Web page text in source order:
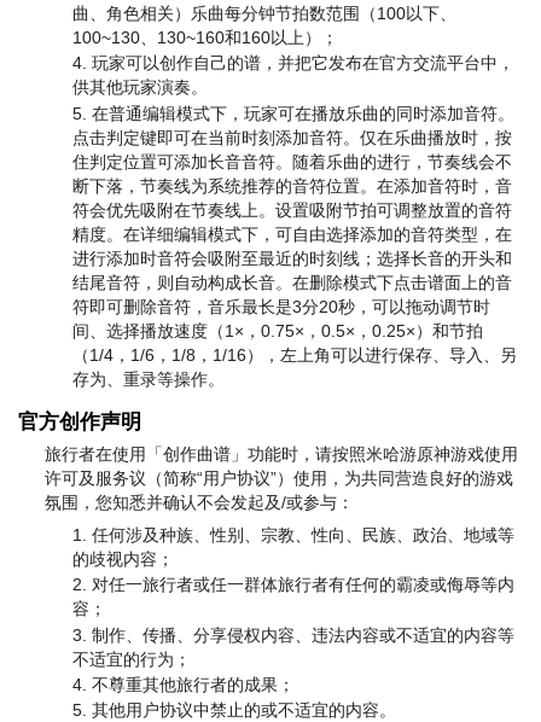
曲、角色相关）乐曲每分钟节拍数范围（100以下、
100~130、130~160和160以上）；
玩家可以创作自己的谱，并把它发布在官方交流平台中，
供其他玩家演奏。
在普通编辑模式下，玩家可在播放乐曲的同时添加音符。
点击判定键即可在当前时刻添加音符。仅在乐曲播放时，按
住判定位置可添加长音音符。随着乐曲的进行，节奏线会不
断下落，节奏线为系统推荐的音符位置。在添加音符时，音
符会优先吸附在节奏线上。设置吸附节拍可调整放置的音符
精度。在详细编辑模式下，可自由选择添加的音符类型，在
进行添加时音符会吸附至最近的时刻线；选择长音的开头和
结尾音符，则自动构成长音。在删除模式下点击谱面上的音
符即可删除音符，音乐最长是3分20秒，可以拖动调节时
间、选择播放速度（1×，0.75×，0.5×，0.25×）和节拍
（1/4，1/6，1/8，1/16），左上角可以进行保存、导入、另
存为、重录等操作。
官方创作声明
旅行者在使用「创作曲谱」功能时，请按照米哈游原神游戏使用
许可及服务议（简称“用户协议”）使用，为共同营造良好的游戏
氛围，您知悉并确认不会发起及/或参与：
任何涉及种族、性别、宗教、性向、民族、政治、地域等
的歧视内容；
对任一旅行者或任一群体旅行者有任何的霸凌或侮辱等内
容；
制作、传播、分享侵权内容、违法内容或不适宜的内容等
不适宜的行为；
不尊重其他旅行者的成果；
其他用户协议中禁止的或不适宜的内容。